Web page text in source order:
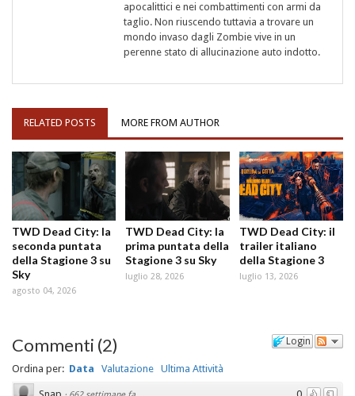
apocalittici e nei combattimenti con armi da
taglio. Non riuscendo tuttavia a trovare un
mondo invaso dagli Zombie vive in un
perenne stato di allucinazione auto indotto.
RELATED POSTS MORE FROM AUTHOR
TWD Dead City: la
seconda puntata
della Stagione 3 su
Sky
agosto 04, 2026
TWD Dead City: la
prima puntata della
Stagione 3 su Sky
luglio 28, 2026
TWD Dead City: il
trailer italiano
della Stagione 3
luglio 13, 2026
Login
Commenti (2)
Ordina per: Data Valutazione Ultima Attività